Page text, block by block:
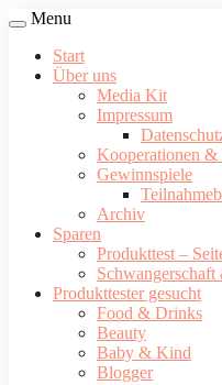
Menu
Start
Über uns
Media Kit
Impressum
Kooperationen &
Gewinnspiele
Archiv
Sparen
Produkttest –
Produkttester gesucht
Food & Drinks
Beauty
Baby & Kind
Blogger